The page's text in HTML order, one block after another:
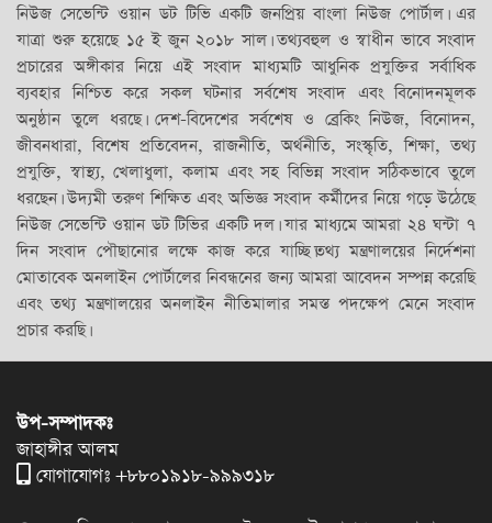
নিউজ সেভেন্টি ওয়ান ডট টিভি একটি জনপ্রিয় বাংলা নিউজ পোর্টাল। এর
যাত্রা শুরু হয়েছে ১৫ ই জুন ২০১৮ সাল। তথ্যবহুল ও স্বাধীন ভাবে সংবাদ
প্রচারের অঙ্গীকার নিয়ে এই সংবাদ মাধ্যমটি আধুনিক প্রযুক্তির সর্বাধিক
ব্যবহার নিশ্চিত করে সকল ঘটনার সর্বশেষ সংবাদ এবং বিনোদনমূলক
অনুষ্ঠান তুলে ধরছে। দেশ-বিদেশের সর্বশেষ ও ব্রেকিং নিউজ, বিনোদন,
জীবনধারা, বিশেষ প্রতিবেদন, রাজনীতি, অর্থনীতি, সংস্কৃতি, শিক্ষা, তথ্য
প্রযুক্তি, স্বাস্থ্য, খেলাধুলা, কলাম এবং সহ বিভিন্ন সংবাদ সঠিকভাবে তুলে
ধরছেন। উদ্যমী তরুণ শিক্ষিত এবং অভিজ্ঞ সংবাদ কর্মীদের নিয়ে গড়ে উঠেছে
নিউজ সেভেন্টি ওয়ান ডট টিভির একটি দল। যার মাধ্যমে আমরা ২৪ ঘন্টা ৭
দিন সংবাদ পৌছানোর লক্ষে কাজ করে যাচ্ছি।তথ্য মন্ত্রণালয়ের নির্দেশনা
মোতাবেক অনলাইন পোর্টালের নিবন্ধনের জন্য আমরা আবেদন সম্পন্ন করেছি
এবং তথ্য মন্ত্রণালয়ের অনলাইন নীতিমালার সমস্ত পদক্ষেপ মেনে সংবাদ
প্রচার করছি।
উপ-সম্পাদকঃ
জাহাঙ্গীর আলম
যোগাযোগঃ +৮৮০১৯১৮-৯৯৯৩১৮